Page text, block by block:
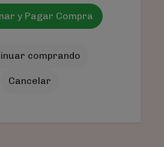
y Pagar Compra
comprando
Cancelar